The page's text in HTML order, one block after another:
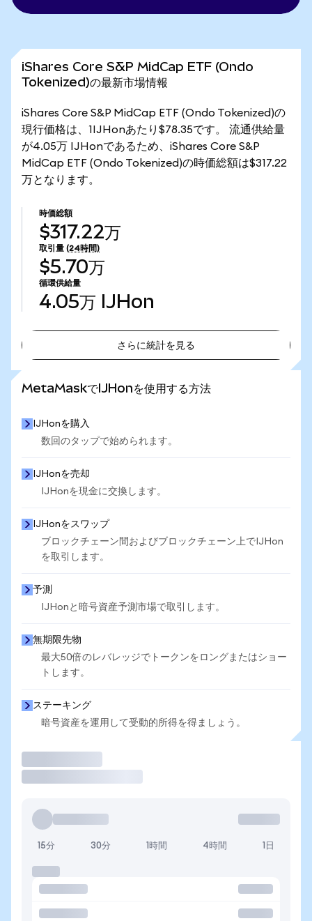
iShares Core S&P MidCap ETF (Ondo
Tokenized)の最新市場情報
iShares Core S&P MidCap ETF (Ondo Tokenized)の
現行価格は、1IJHonあたり$78.35です。 流通供給量
が4.05万 IJHonであるため、iShares Core S&P
MidCap ETF (Ondo Tokenized)の時価総額は$317.22
万となります。
時価総額
$317.22万
取引量 (24時間)
$5.70万
循環供給量
4.05万 IJHon
さらに統計を見る
MetaMaskでIJHonを使用する方法
IJHonを購入
数回のタップで始められます。
IJHonを売却
IJHonを現金に交換します。
IJHonをスワップ
ブロックチェーン間およびブロックチェーン上でIJHon
を取引します。
予測
IJHonと暗号資産予測市場で取引します。
無期限先物
最大50倍のレバレッジでトークンをロングまたはショー
トします。
ステーキング
暗号資産を運用して受動的所得を得ましょう。
15分 30分 1時間 4時間 1日